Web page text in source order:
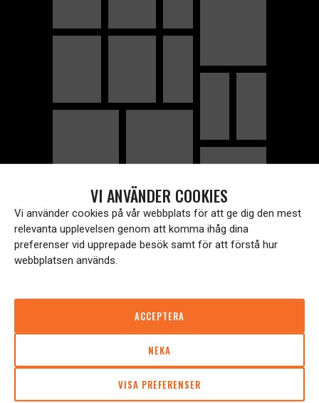
VI ANVÄNDER COOKIES
Vi använder cookies på vår webbplats för att ge dig den mest
relevanta upplevelsen genom att komma ihåg dina
preferenser vid upprepade besök samt för att förstå hur
webbplatsen används.
ACCEPTERA
NEKA
VISA PREFERENSER